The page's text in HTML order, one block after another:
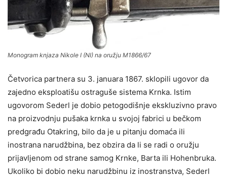
Monogram knjaza Nikole I (NI) na oružju M1866/67
Četvorica partnera su 3. januara 1867. sklopili ugovor da
zajedno eksploatišu ostraguše sistema Krnka. Istim
ugovorom Sederl je dobio petogodišnje ekskluzivno pravo
na proizvodnju pušaka krnka u svojoj fabrici u bečkom
predgrađu Otakring, bilo da je u pitanju domaća ili
inostrana narudžbina, bez obzira da li se radi o oružju
prijavljenom od strane samog Krnke, Barta ili Hohenbruka.
Ukoliko bi dobio neku narudžbinu iz inostranstva, Sederl